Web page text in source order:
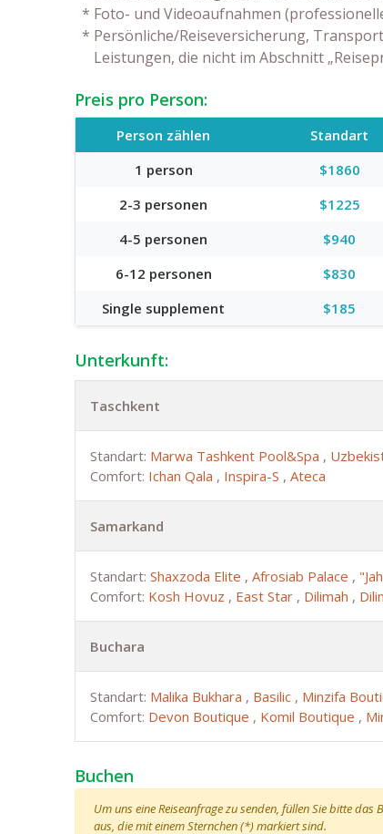
* Foto- und Videoaufnahmen
* Persönliche/Reiseversicherung,
Leistungen, die nicht im Abschnitt
Preis pro Person:
Person zählen Standart
1 person
$1860
2-3 personen
$1225
4-5 personen
$940
6-12 personen
$830
Single supplement
$185
Unterkunft:
Taschkent
Standart: Marwa Tashkent Pool&Spa ,
Comfort: Ichan Qala , Inspira-S , Ateca
Samarkand
Standart: Shaxzoda Elite , Afrosiab Palace ,
Comfort: Kosh Hovuz , East Star , Dilimah ,
Buchara
Standart: Malika Bukhara , Basilic , Minzifa
Comfort: Devon Boutique , Komil Boutique ,
Buchen
Um uns eine Reiseanfrage zu senden, füllen Sie bitte
aus, die mit einem Sternchen (*) markiert sind.